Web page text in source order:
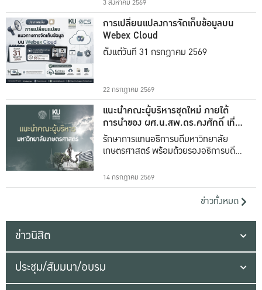
3 สิงหาคม 2569
การเปลี่ยนแปลงการจัดเก็บข้อมูลบน
Webex Cloud
ตั้งแต่วันที่ 31 กรกฎาคม 2569
22 กรกฎาคม 2569
แนะนำคณะผู้บริหารชุดใหม่ ภายใต้
การนำของ ผศ.น.สพ.ดร.คงศักดิ์ เที่ยง
ธรรม
รักษาการแทนอธิการบดีมหาวิทยาลัย
เกษตรศาสตร์ พร้อมด้วยรองอธิการบดีทั้ง
14 กรกฎาคม 2569
ข่าวทั้งหมด
ข่าวนิสิต
ประชุม/สัมมนา/อบรม